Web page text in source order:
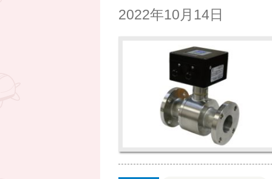
2022年10月14日